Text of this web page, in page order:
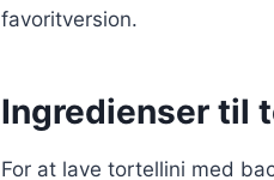
favoritversion.
Ingredienser til
For at lave tortellini med